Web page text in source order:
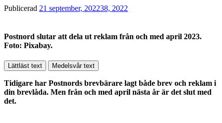
Publicerad 21 september, 202238, 2022
Postnord slutar att dela ut reklam från och med april 2023.
Foto: Pixabay.
Lättläst text Medelsvår text
Tidigare har Postnords brevbärare lagt både brev och reklam i
din brevlåda. Men från och med april nästa år är det slut med
det.